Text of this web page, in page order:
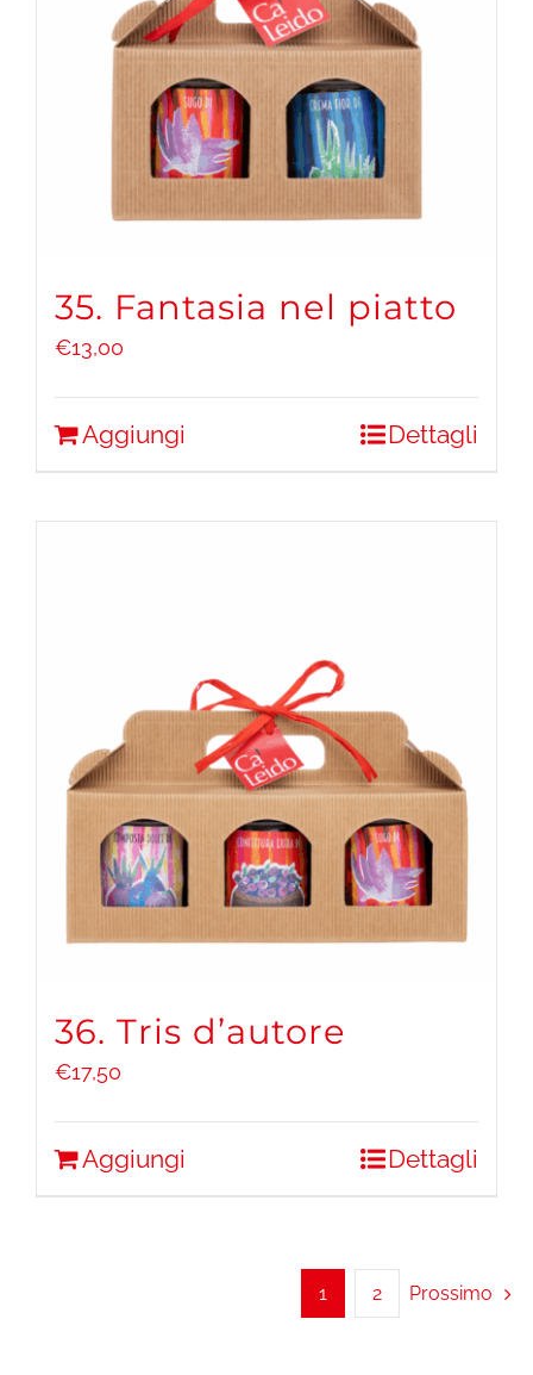
35. Fantasia nel piatto
€13,00
Aggiungi Dettagli
36. Tris d’autore
€17,50
Aggiungi Dettagli
1 2 Prossimo